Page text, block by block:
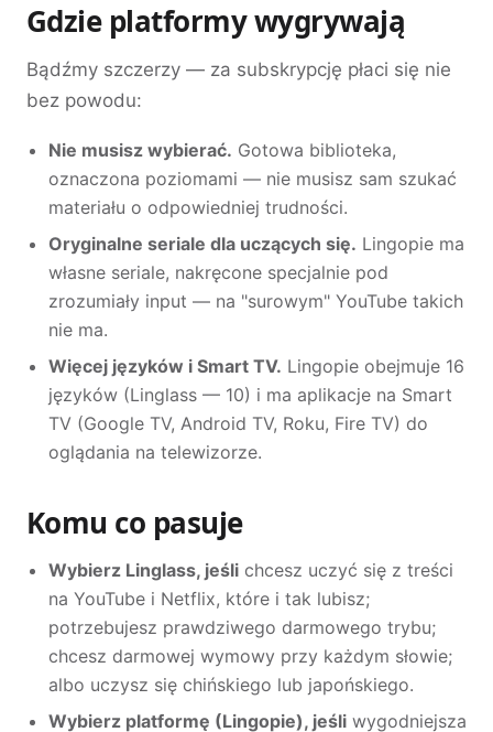
Gdzie platformy wygrywają
Bądźmy szczerzy — za subskrypcję płaci się nie
bez powodu:
Nie musisz wybierać. Gotowa biblioteka,
oznaczona poziomami — nie musisz sam szukać
materiału o odpowiedniej trudności.
Oryginalne seriale dla uczących się. Lingopie ma
własne seriale, nakręcone specjalnie pod
zrozumiały input — na "surowym" YouTube takich
nie ma.
Więcej języków i Smart TV. Lingopie obejmuje 16
języków (Linglass — 10) i ma aplikacje na Smart
TV (Google TV, Android TV, Roku, Fire TV) do
oglądania na telewizorze.
Komu co pasuje
Wybierz Linglass, jeśli chcesz uczyć się z treści
na YouTube i Netflix, które i tak lubisz;
potrzebujesz prawdziwego darmowego trybu;
chcesz darmowej wymowy przy każdym słowie;
albo uczysz się chińskiego lub japońskiego.
Wybierz platformę (Lingopie), jeśli wygodniejsza